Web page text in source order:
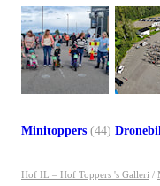
Minitoppers (44)
Hof IL – Hof Toppers 's Galleri /